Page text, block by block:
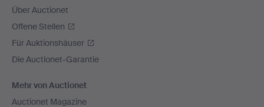
Über Auctionet
Offene Stellen
Für Auktionshäuser
Die Auctionet-Garantie
Mehr von Auctionet
Auctionet Magazine